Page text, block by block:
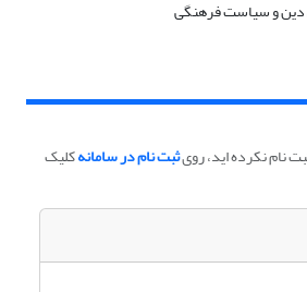
نام نکرده اید، رویثبت نام در سامانهکلیک